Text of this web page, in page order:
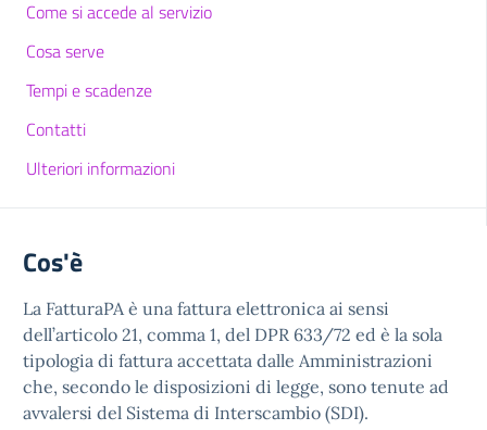
Come si accede al servizio
Cosa serve
Tempi e scadenze
Contatti
Ulteriori informazioni
Cos'è
La FatturaPA è una fattura elettronica ai sensi
dell’articolo 21, comma 1, del DPR 633/72 ed è la sola
tipologia di fattura accettata dalle Amministrazioni
che, secondo le disposizioni di legge, sono tenute ad
avvalersi del Sistema di Interscambio (SDI).